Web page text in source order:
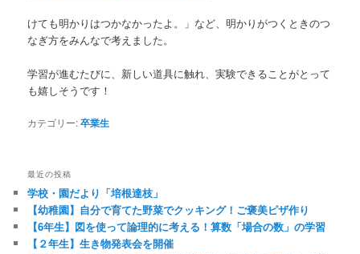
けても明かりはつかなかったよ。」など、明かりがつくときのつ
なぎ方をみんなで考えました。
学習が進むたびに、新しい道具に触れ、実験できることがとって
も嬉しそうです！
カテゴリー:卒業生
最近の投稿
学校・園だより「培根達枝」
【幼稚園】自分で育てた野菜でクッキング！ご褒美ピザ作り
【6年生】図を使って論理的に考える！算数「場合の数」の学習
【２年生】生き物発表会を開催